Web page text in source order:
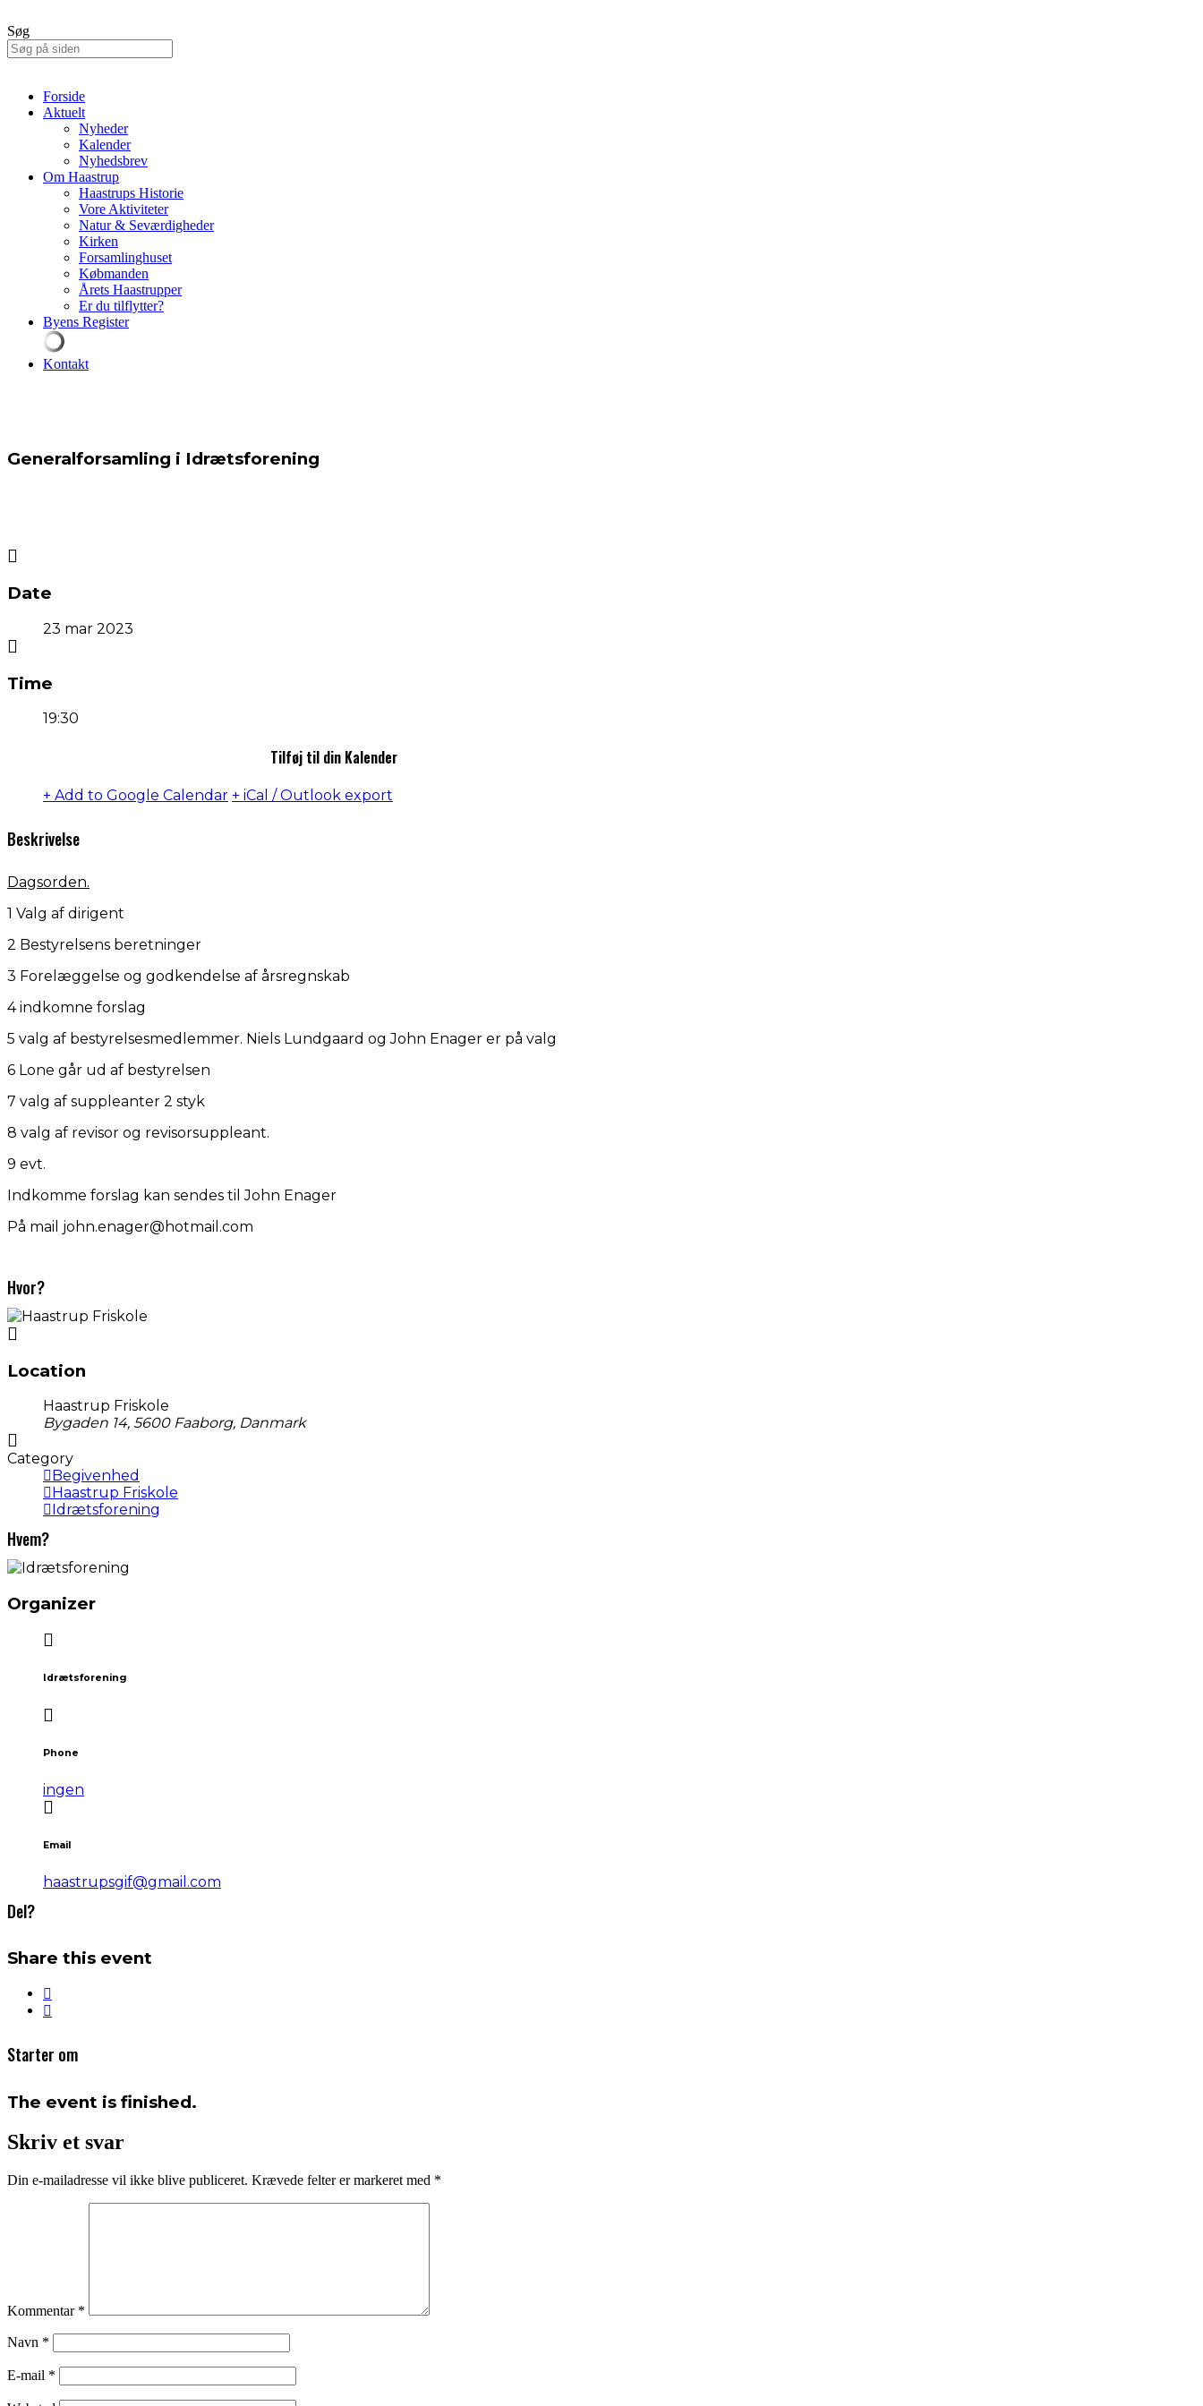
Søg
Forside
Aktuelt
Nyheder
Kalender
Nyhedsbrev
Om Haastrup
Haastrups Historie
Vore Aktiviteter
Natur & Seværdigheder
Kirken
Forsamlinghuset
Købmanden
Årets Haastrupper
Er du tilflytter?
Byens Register
Kontakt
Generalforsamling i Idrætsforening
Date
23 mar 2023
Time
19:30
Tilføj til din Kalender
+ Add to Google Calendar + iCal / Outlook export
Beskrivelse
Dagsorden.
1 Valg af dirigent
2 Bestyrelsens beretninger
3 Forelæggelse og godkendelse af årsregnskab
4 indkomne forslag
5 valg af bestyrelsesmedlemmer. Niels Lundgaard og John Enager er på valg
6 Lone går ud af bestyrelsen
7 valg af suppleanter 2 styk
8 valg af revisor og revisorsuppleant.
9 evt.
Indkomme forslag kan sendes til John Enager
På mail john.enager@hotmail.com
Hvor?
Location
Haastrup Friskole
Bygaden 14, 5600 Faaborg, Danmark
Category
Begivenhed
Haastrup Friskole
Idrætsforening
Hvem?
Organizer
Idrætsforening
Phone
ingen
Email
haastrupsgif@gmail.com
Del?
Share this event
Starter om
The event is finished.
Skriv et svar
Din e-mailadresse vil ikke blive publiceret. Krævede felter er markeret med *
Kommentar *
Navn *
E-mail *